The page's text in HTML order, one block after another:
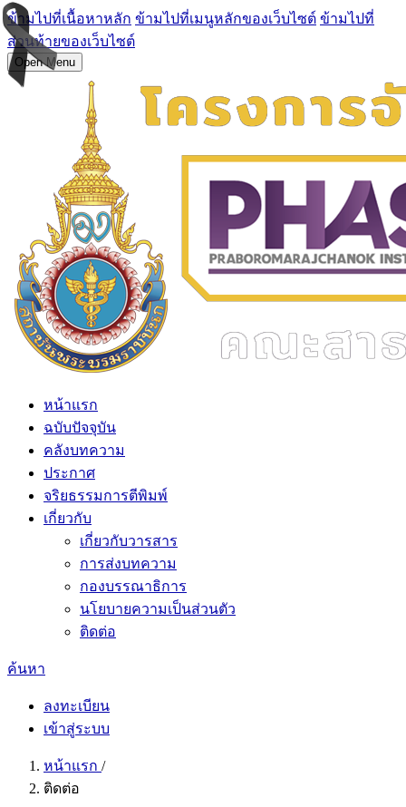
ข้ามไปที่เนื้อหาหลัก ข้ามไปที่เมนูหลักของเว็บไซต์ ข้ามไปที่
ส่วนท้ายของเว็บไซต์
Open Menu
หน้าแรก
ฉบับปัจจุบัน
คลังบทความ
ประกาศ
จริยธรรมการตีพิมพ์
เกี่ยวกับ
เกี่ยวกับวารสาร
การส่งบทความ
กองบรรณาธิการ
นโยบายความเป็นส่วนตัว
ติดต่อ
ค้นหา
ลงทะเบียน
เข้าสู่ระบบ
หน้าแรก /
ติดต่อ